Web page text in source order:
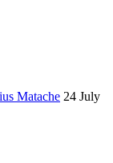
Matache 24 July